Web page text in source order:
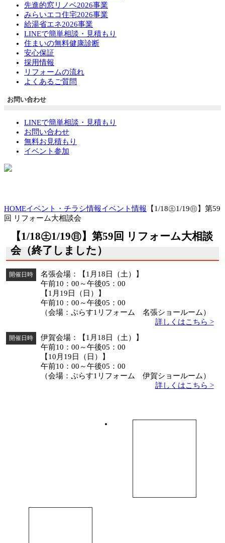
先進的窓リノベ2026事業
みらいエコ住宅2026事業
給湯省エネ2026事業
LINEで簡単相談・見積もり
住まいの無料健康診断
安心保証
採用情報
リフォームの流れ
よくあるご質問
お問い合わせ
LINEで簡単相談・見積もり
お問い合わせ
無料お見積もり
イベント参加
HOMEイベント・チラシ情報イベント情報 【1/18㊏1/19㊐】第59
回 リフォーム大相談会
【1/18㊏1/19㊐】第59回 リフォーム大相談
会（終了しました）
開催日時
名張会場：【1月18日（土）】
午前10：00～午後05：00
【1月19日（日）】
午前10：00～午後05：00
（会場：ぷらす1リフォーム 名張ショールーム）
詳しくはこちら >
開催日時
伊賀会場：【1月18日（土）】
午前10：00～午後05：00
【10月19日（日）】
午前10：00～午後05：00
（会場：ぷらす1リフォーム 伊賀ショールーム）
詳しくはこちら >